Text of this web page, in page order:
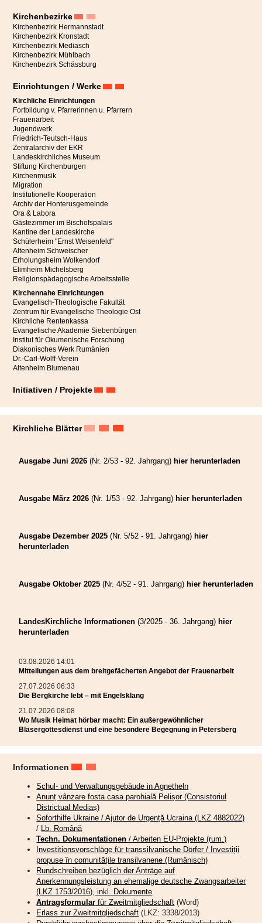
Kirchenbezirke
Kirchenbezirk Hermannstadt
Kirchenbezirk Kronstadt
Kirchenbezirk Mediasch
Kirchenbezirk Mühlbach
Kirchenbezirk Schässburg
Einrichtungen / Werke
Kirchliche Einrichtungen
Fortbildung v. Pfarrerinnen u. Pfarrern
Frauenarbeit
Jugendwerk
Friedrich-Teutsch-Haus
Zentralarchiv der EKR
Landeskirchliches Museum
Stiftung Kirchenburgen
Kirchenmusik
Migration
Institutionelle Kooperation
Archiv der Honterusgemeinde
Ora & Labora
Gästezimmer im Bischofspalais
Kantine der Landeskirche
Schülerheim "Ernst Weisenfeld"
Altenheim Schweischer
Erholungsheim Wolkendorf
Elimheim Michelsberg
Religionspädagogische Arbeitsstelle
Kirchennahe Einrichtungen
Evangelisch-Theologische Fakultät
Zentrum für Evangelische Theologie Ost
Kirchliche Rentenkassa
Evangelische Akademie Siebenbürgen
Institut für Ökumenische Forschung
Diakonisches Werk Rumänien
Dr.-Carl-Wolff-Verein
Altenheim Blumenau
Initiativen / Projekte
Kirchliche Blätter
Ausgabe Juni 2026 (Nr. 2/53 - 92. Jahrgang)hier herunterladen
Ausgabe März 2026 (Nr. 1/53 - 92. Jahrgang)hier herunterladen
Ausgabe Dezember 2025 (Nr. 5/52 - 91. Jahrgang)hier
herunterladen
Ausgabe Oktober 2025 (Nr. 4/52 - 91. Jahrgang)hier herunterladen
LandesKirchliche Informationen (3/2025 - 36. Jahrgang)hier
herunterladen
03.08.2026 14:01
Mitteilungen aus dem breitgefächerten Angebot der Frauenarbeit
27.07.2026 06:33
Die Bergkirche lebt – mit Engelsklang
21.07.2026 08:08
Wo Musik Heimat hörbar macht: Ein außergewöhnlicher
Bläsergottesdienst und eine besondere Begegnung in Petersberg
Informationen
Schul- und Verwaltungsgebäude in Agnetheln
Anunț vânzare fosta casa parohială Pelișor (Consistoriul
Districtual Mediaș)
Soforthilfe Ukraine / Ajutor de Urgență Ucraina (LKZ 4882022)
/ Lb. Română
Techn. Dokumentationen/ Arbeiten EU-Projekte (rum.)
Investitionsvorschläge für transsilvanische Dörfer / Investiții
propuse în comunitățile transilvanene (Rumänisch)
Rundschreiben bezüglich der Anträge auf
Anerkennungsleistung an ehemalige deutsche Zwangsarbeiter
(LKZ 1753/2016), inkl. Dokumente
Antragsformular für Zweitmitgliedschaft (Word)
Erlass zur Zweitmitgliedschaft (LKZ: 3338/2013)